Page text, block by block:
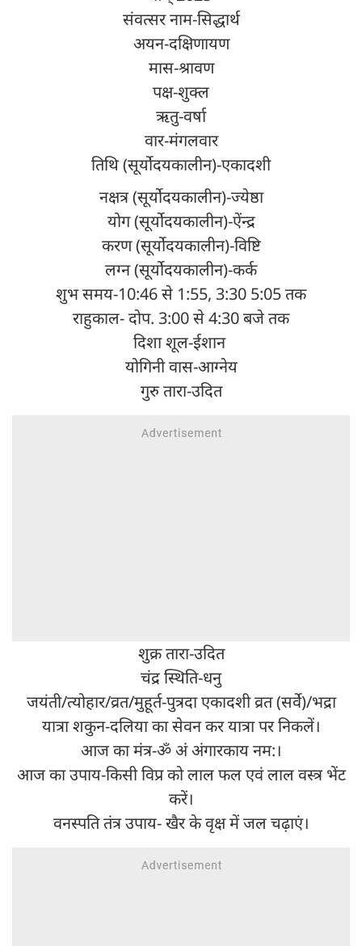
संवत्सर नाम-सिद्धार्थ
अयन-दक्षिणायण
मास-श्रावण
पक्ष-शुक्ल
ऋतु-वर्षा
वार-मंगलवार
तिथि (सूर्योदयकालीन)-एकादशी
नक्षत्र (सूर्योदयकालीन)-ज्येष्ठा
योग (सूर्योदयकालीन)-ऐंन्द्र
करण (सूर्योदयकालीन)-विष्टि
लग्न (सूर्योदयकालीन)-कर्क
शुभ समय-10:46 से 1:55, 3:30 5:05 तक
राहुकाल- दोप. 3:00 से 4:30 बजे तक
दिशा शूल-ईशान
योगिनी वास-आग्नेय
गुरु तारा-उदित
शुक्र तारा-उदित
चंद्र स्थिति-धनु
जयंती/त्योहार/व्रत/मुहूर्त-पुत्रदा एकादशी व्रत (सर्वे)/भद्रा
यात्रा शकुन-दलिया का सेवन कर यात्रा पर निकलें।
आज का मंत्र-ॐ अं अंगारकाय नम:।
आज का उपाय-किसी विप्र को लाल फल एवं लाल वस्त्र भेंट
करें।
वनस्पति तंत्र उपाय- खैर के वृक्ष में जल चढ़ाएं।